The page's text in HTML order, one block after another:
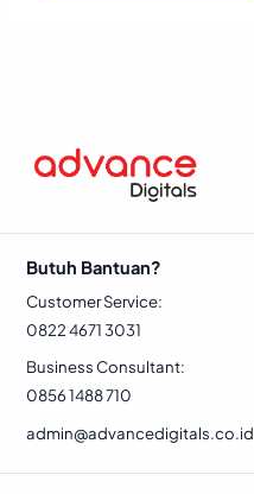
Butuh Bantuan?
Customer Service:
0822 4671 3031
Business Consultant:
0856 1488 710
admin@advancedigitals.co.id